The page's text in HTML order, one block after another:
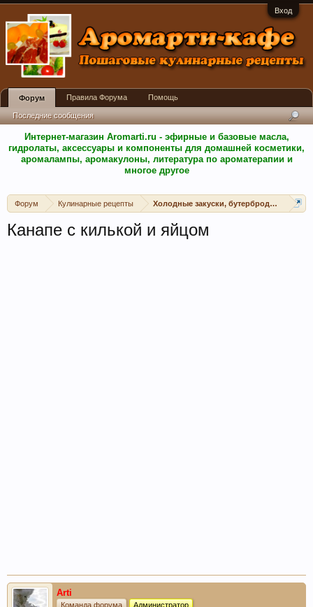
Вход
Интернет-магазин Aromarti.ru - эфирные и базовые масла,
гидролаты, аксессуары и компоненты для домашней косметики,
аромалампы, аромакулоны, литература по ароматерапии и
многое другое
Форум Кулинарные рецепты Холодные закуски, бутерброды, канапе,
Канапе с килькой и яйцом
Arti
Команда форума Администратор
Форум
Последние сообщения
Правила Форума Помощь